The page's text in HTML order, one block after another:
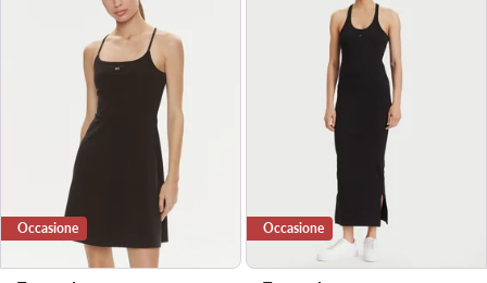
Occasione Occasione